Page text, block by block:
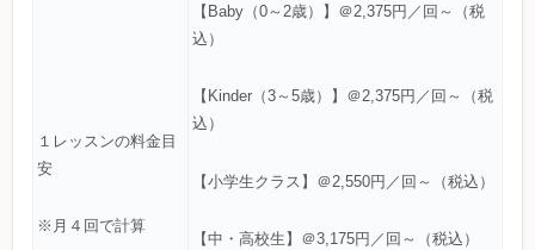
１レッスンの料金目
安
※月４回で計算
【Baby（0～2歳）】＠2,375円／回～（税
込）
【Kinder（3～5歳）】＠2,375円／回～（税
込）
【小学生クラス】＠2,550円／回～（税込）
【中・高校生】＠3,175円／回～（税込）